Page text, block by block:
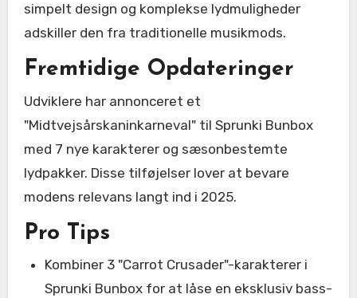
simpelt design og komplekse lydmuligheder
adskiller den fra traditionelle musikmods.
Fremtidige Opdateringer
Udviklere har annonceret et
"Midtvejsårskaninkarneval" til Sprunki Bunbox
med 7 nye karakterer og sæsonbestemte
lydpakker. Disse tilføjelser lover at bevare
modens relevans langt ind i 2025.
Pro Tips
Kombiner 3 "Carrot Crusader"-karakterer i
Sprunki Bunbox for at låse en eksklusiv bass-